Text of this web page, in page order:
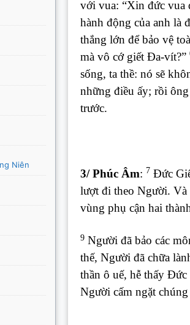
với vua: “Xin đức vua
hành động của anh là
thắng lớn để bảo vệ
mà vô cớ giết Đa-vít?”
sống, ta thề: nó sẽ
những điều ấy; rồi
trước.
3/ Phúc Âm: 7 Đức
lượt đi theo Người. Và
vùng phụ cận hai
9Người đã bảo các
thế, Người đã chữa
thần ô uế, hễ thấy
Người cấm ngặt
Niên